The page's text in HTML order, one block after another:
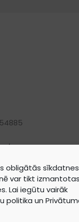
obligātās
var tikt izmantotas
Lai iegūtu vairāk
politika un
1/5, Liepāja, LV-3401